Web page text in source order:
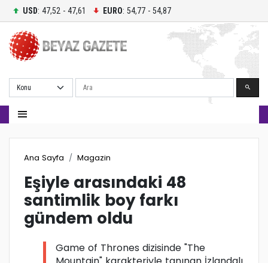
USD: 47,52 - 47,61 EURO: 54,77 - 54,87
Ara
Ana Sayfa Magazin
Eşiyle arasındaki 48
santimlik boy farkı
gündem oldu
Game of Thrones dizisinde "The